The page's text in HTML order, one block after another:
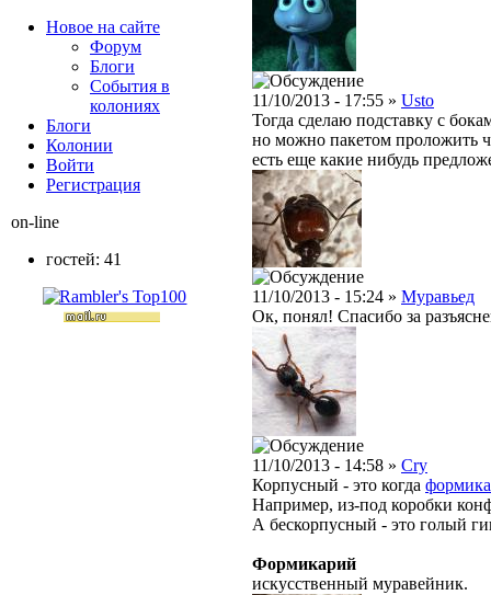
11/10/2013 - 17:55 » Usto
Тогда сделаю подставку с
но можно пакетом проложить
есть еще какие нибудь
11/10/2013 - 15:24 » Муравьед
Ок, понял! Спасибо за
11/10/2013 - 14:58 » Cry
Корпусный - это когда
Например, из-под коробки
А бескорпусный - это голый
Формикарий
искусственный муравейник.
Новое на сайте
Форум
Блоги
События в
колониях
Блоги
Колонии
Войти
Peгиcтpaция
on-line
гостей: 41